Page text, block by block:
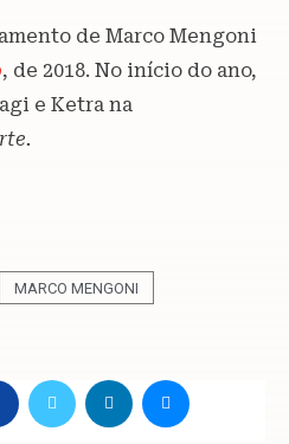
de Marco Mengoni
, de 2018. No início do ano,
e Ketra na
MARCO MENGONI